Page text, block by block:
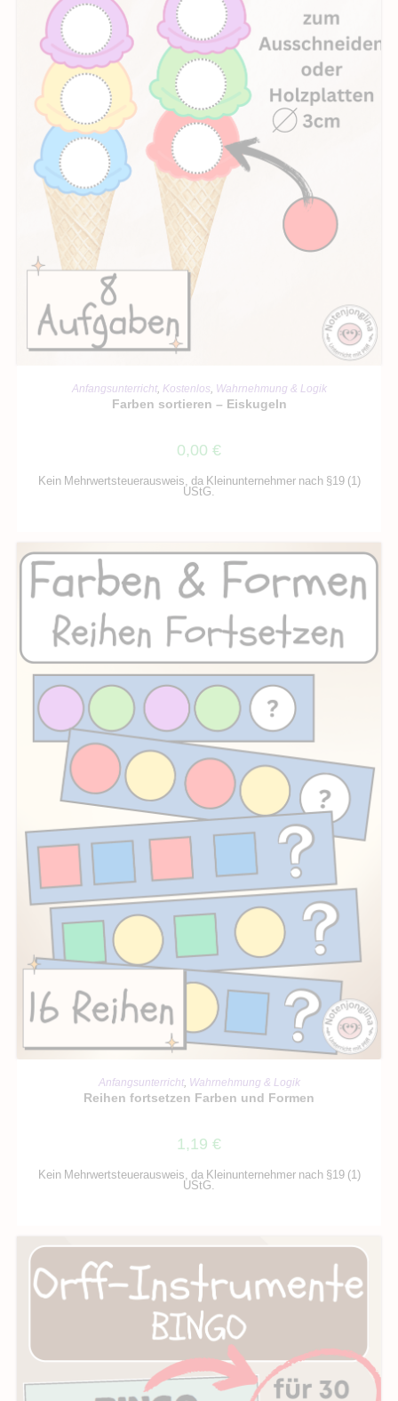
IN DEN WARENKORB
Anfangsunterricht, Kostenlos, Wahrnehmung & Logik
Farben sortieren – Eiskugeln
0,00 €
Kein Mehrwertsteuerausweis, da Kleinunternehmer nach §19 (1)
UStG.
IN DEN WARENKORB
Anfangsunterricht, Wahrnehmung & Logik
Reihen fortsetzen Farben und Formen
1,19 €
Kein Mehrwertsteuerausweis, da Kleinunternehmer nach §19 (1)
UStG.